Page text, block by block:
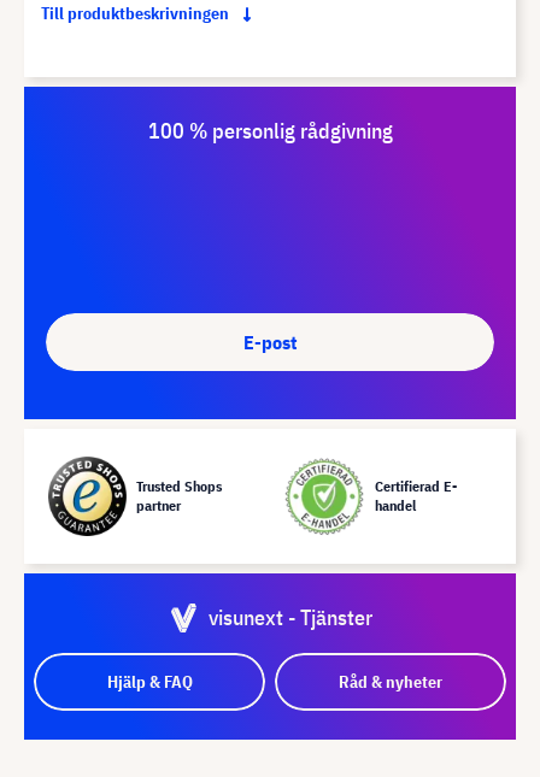
Till produktbeskrivningen
100 % personlig rådgivning
E-post
Trusted Shops
partner
Certifierad E-
handel
visunext - Tjänster
Hjälp & FAQ Råd & nyheter